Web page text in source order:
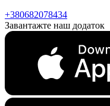
+380682078434
Завантажте наш додаток